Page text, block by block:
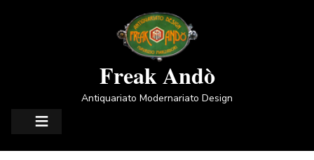
Freak Andò
Antiquariato Modernariato Design